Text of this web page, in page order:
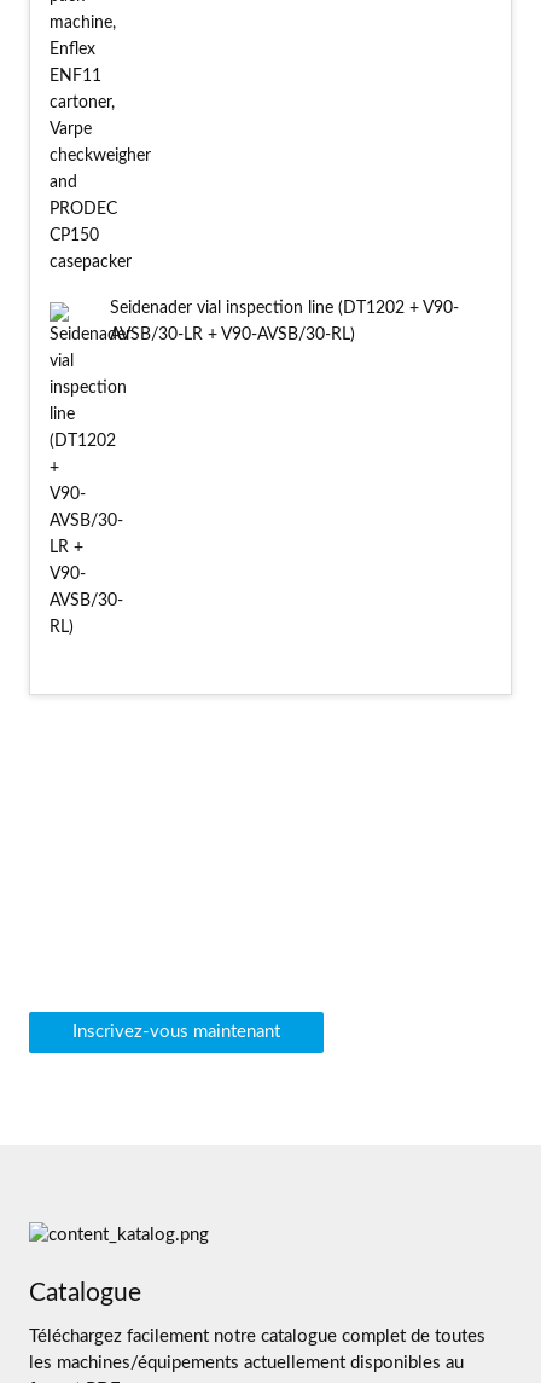
Seidenader vial inspection line (DT1202 + V90-
AVSB/30-LR + V90-AVSB/30-RL)
Inscrivez-vous maintenant
Catalogue
Téléchargez facilement notre catalogue complet de toutes
les machines/équipements actuellement disponibles au